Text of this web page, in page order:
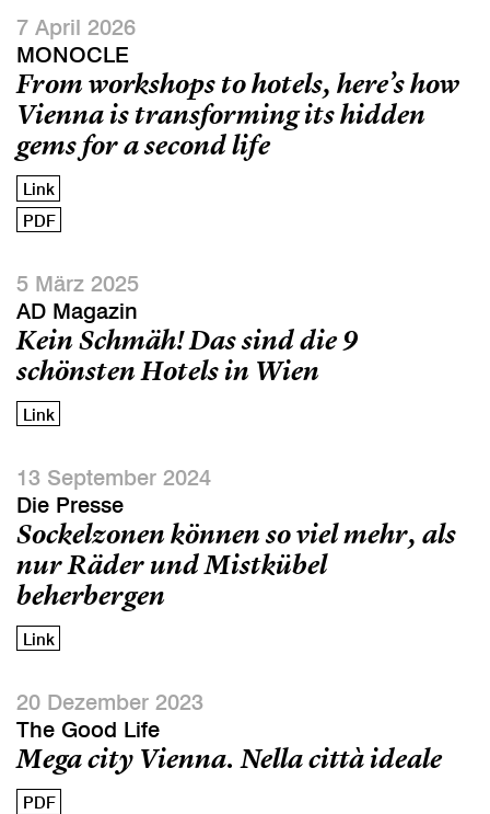
7 April 2026
MONOCLE
From workshops to hotels, here’s how
Vienna is transforming its hidden
gems for a second life
Link
PDF
5 März 2025
AD Magazin
Kein Schmäh! Das sind die 9
schönsten Hotels in Wien
Link
13 September 2024
Die Presse
Sockelzonen können so viel mehr, als
nur Räder und Mistkübel
beherbergen
Link
20 Dezember 2023
The Good Life
Mega city Vienna. Nella città ideale
PDF